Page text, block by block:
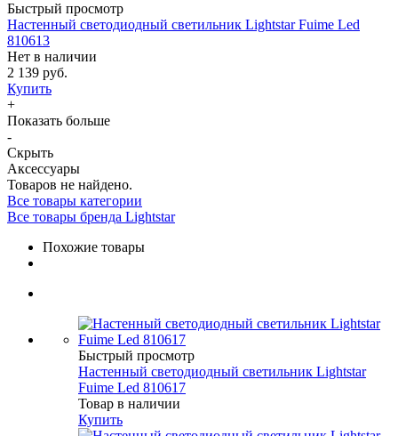
Быстрый просмотр
Настенный светодиодный светильник Lightstar Fuime Led
810613
Нет в наличии
2 139 руб.
Купить
+
Показать больше
-
Скрыть
Аксессуары
Товаров не найдено.
Все товары категории
Все товары бренда Lightstar
Похожие товары
Быстрый просмотр
Настенный светодиодный светильник Lightstar
Fuime Led 810617
Товар в наличии
Купить